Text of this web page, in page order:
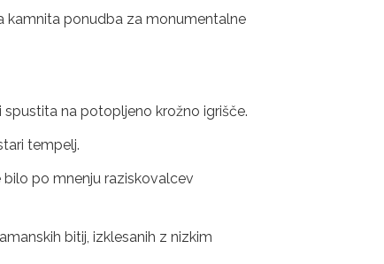
kamnita ponudba za monumentalne
na potopljeno krožno igrišče.
tempelj.
po mnenju raziskovalcev
bitij, izklesanih z nizkim